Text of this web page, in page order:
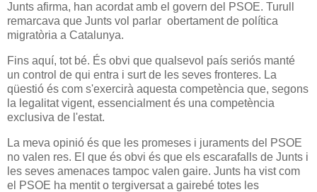
Junts afirma, han acordat amb el govern del PSOE. Turull
remarcava que Junts vol parlar obertament de política
migratòria a Catalunya.
Fins aquí, tot bé. És obvi que qualsevol país seriós manté
un control de qui entra i surt de les seves fronteres. La
qüestió és com s'exercirà aquesta competència que, segons
la legalitat vigent, essencialment és una competència
exclusiva de l'estat.
La meva opinió és que les promeses i juraments del PSOE
no valen res. El que és obvi és que els escarafalls de Junts i
les seves amenaces tampoc valen gaire. Junts ha vist com
el PSOE ha mentit o tergiversat a gairebé totes les